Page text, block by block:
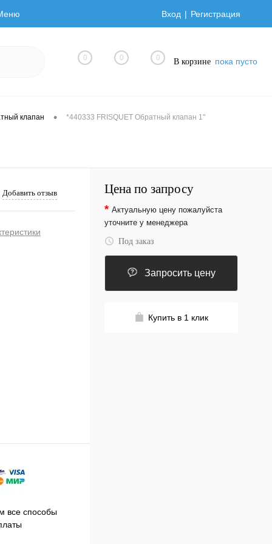
Вход Регистрация
0 0 0 В корзине пока пусто
клапан • *440333 FRISQUET Обратный клапан 1"
Добавить отзыв
все способы
Цена по запросу
* Актуальную цену пожалуйста
уточните у менеджера
Под заказ
Запросить цену
Купить в 1 клик